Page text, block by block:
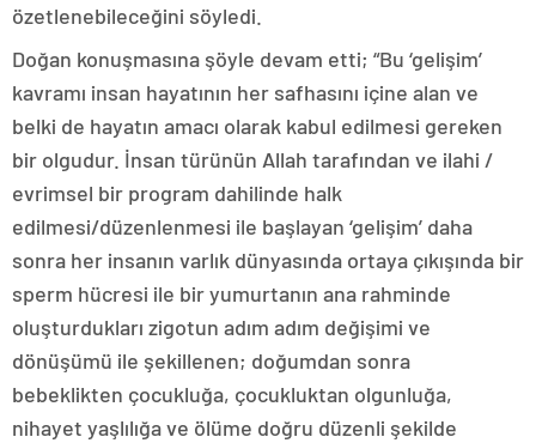
özetlenebileceğini söyledi.
Doğan konuşmasına şöyle devam etti; “Bu ‘gelişim’
kavramı insan hayatının her safhasını içine alan ve
belki de hayatın amacı olarak kabul edilmesi gereken
bir olgudur. İnsan türünün Allah tarafından ve ilahi /
evrimsel bir program dahilinde halk
edilmesi/düzenlenmesi ile başlayan ‘gelişim’ daha
sonra her insanın varlık dünyasında ortaya çıkışında bir
sperm hücresi ile bir yumurtanın ana rahminde
oluşturdukları zigotun adım adım değişimi ve
dönüşümü ile şekillenen; doğumdan sonra
bebeklikten çocukluğa, çocukluktan olgunluğa,
nihayet yaşlılığa ve ölüme doğru düzenli şekilde